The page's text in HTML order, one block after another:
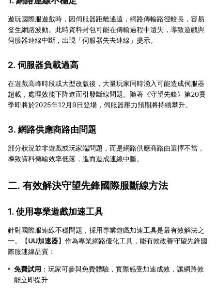
遊玩國際服遊戲時，因伺服器距離遙遠，網路傳輸路徑較長，容易
發生網路波動。此時資料封包可能在傳輸過程中遺失，導致遊戲與
伺服器連線中斷，出現「伺服器失去連線」提示。
2. 伺服器負載過高
在遊戲高峰時段或大型改版後，大量玩家同時湧入可能造成伺服器
超載，處理效能下降進而引發斷線問題。隨著《守望先鋒》第20賽
季即將於2025年12月9日登場，伺服器壓力預期將持續攀升。
3. 網路供應商路由問題
部分狀況並非遊戲或玩家端問題，而是網路供應商路由選擇不當，
導致資料傳輸效率低落，進而造成連線中斷。
二. 有效解決守望先鋒國際服斷線方法
1. 使用專業遊戲加速工具
針對國際服連線不穩問題，採用專業遊戲加速工具是最有效解法之
一。【UU加速器】作為專業網路優化工具，能有效改善守望先鋒國
際服連線品質：
免費試用 ：玩家可參與免費體驗，實際感受加速成效，讓網路效
能立即提升